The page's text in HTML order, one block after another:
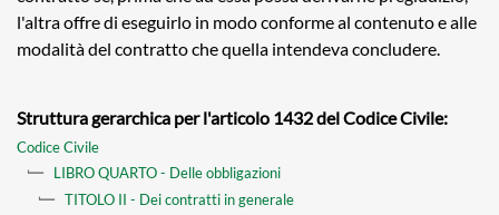
l'altra offre di eseguirlo in modo conforme al contenuto e alle
modalità del contratto che quella intendeva concludere.
Struttura gerarchica per l'articolo 1432 del Codice Civile:
Codice Civile
LIBRO QUARTO - Delle obbligazioni
TITOLO II - Dei contratti in generale